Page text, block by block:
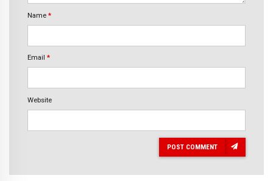
Name *
Email *
Website
POST COMMENT